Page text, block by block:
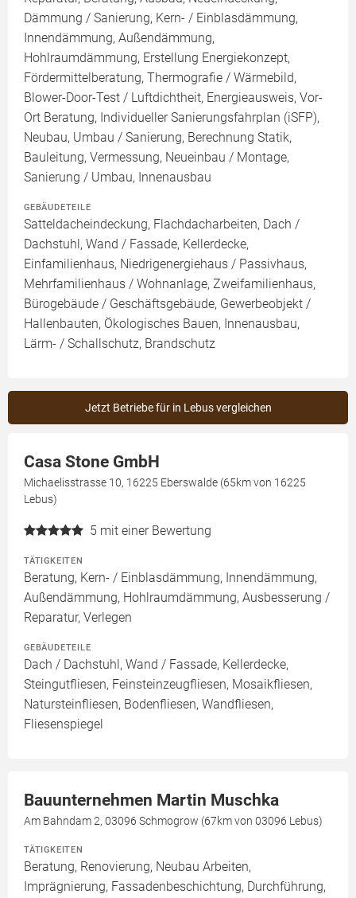
Dämmung / Sanierung, Kern- / Einblasdämmung,
Innendämmung, Außendämmung,
Hohlraumdämmung, Erstellung Energiekonzept,
Fördermittelberatung, Thermografie / Wärmebild,
Blower-Door-Test / Luftdichtheit, Energieausweis, Vor-
Ort Beratung, Individueller Sanierungsfahrplan (iSFP),
Neubau, Umbau / Sanierung, Berechnung Statik,
Bauleitung, Vermessung, Neueinbau / Montage,
Sanierung / Umbau, Innenausbau
GEBÄUDETEILE
Satteldacheindeckung, Flachdacharbeiten, Dach /
Dachstuhl, Wand / Fassade, Kellerdecke,
Einfamilienhaus, Niedrigenergiehaus / Passivhaus,
Mehrfamilienhaus / Wohnanlage, Zweifamilienhaus,
Bürogebäude / Geschäftsgebäude, Gewerbeobjekt /
Hallenbauten, Ökologisches Bauen, Innenausbau,
Lärm- / Schallschutz, Brandschutz
Jetzt Betriebe für in Lebus vergleichen
Casa Stone GmbH
Michaelisstrasse 10, 16225 Eberswalde (65km von 16225
Lebus)
5 mit einer Bewertung
TÄTIGKEITEN
Beratung, Kern- / Einblasdämmung, Innendämmung,
Außendämmung, Hohlraumdämmung, Ausbesserung /
Reparatur, Verlegen
GEBÄUDETEILE
Dach / Dachstuhl, Wand / Fassade, Kellerdecke,
Steingutfliesen, Feinsteinzeugfliesen, Mosaikfliesen,
Natursteinfliesen, Bodenfliesen, Wandfliesen,
Fliesenspiegel
Bauunternehmen Martin Muschka
Am Bahndam 2, 03096 Schmogrow (67km von 03096 Lebus)
TÄTIGKEITEN
Beratung, Renovierung, Neubau Arbeiten,
Imprägnierung, Fassadenbeschichtung, Durchführung,